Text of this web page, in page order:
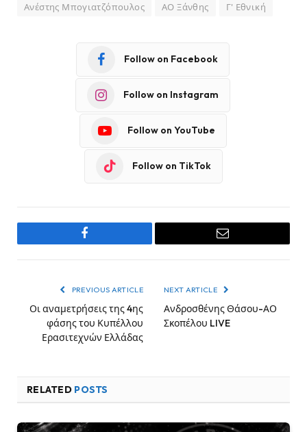
Ανέστης Μπογιατζόπουλος ΑΟ Ξάνθης Γ' Εθνική
Follow on Facebook
Follow on Instagram
Follow on YouTube
Follow on TikTok
Facebook Email
PREVIOUS ARTICLE
Οι αναμετρήσεις της 4ης
φάσης του Κυπέλλου
Ερασιτεχνών Ελλάδας
NEXT ARTICLE
Ανδροσθένης Θάσου-ΑΟ
Σκοπέλου LIVE
RELATED POSTS